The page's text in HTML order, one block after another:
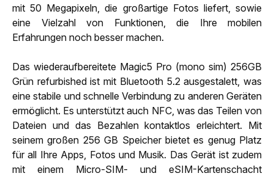
mit 50 Megapixeln, die großartige Fotos liefert, sowie
eine Vielzahl von Funktionen, die Ihre mobilen
Erfahrungen noch besser machen.
Das wiederaufbereitete Magic5 Pro (mono sim) 256GB
Grün refurbished ist mit Bluetooth 5.2 ausgestalett, was
eine stabile und schnelle Verbindung zu anderen Geräten
ermöglicht. Es unterstützt auch NFC, was das Teilen von
Dateien und das Bezahlen kontaktlos erleichtert. Mit
seinem großen 256 GB Speicher bietet es genug Platz
für all Ihre Apps, Fotos und Musik. Das Gerät ist zudem
mit einem Micro-SIM- und eSIM-Kartenschacht